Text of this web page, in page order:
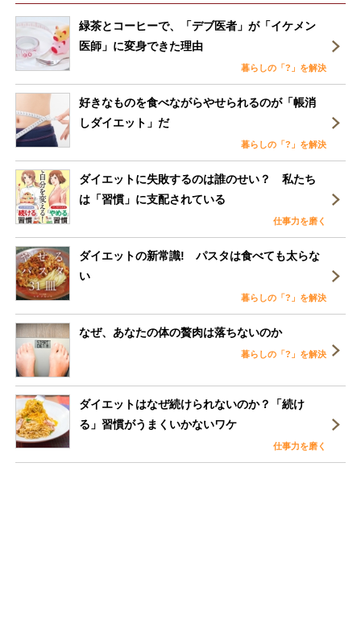
緑茶とコーヒーで、「デブ医者」が「イケメン
医師」に変身できた理由
暮らしの「?」を解決
好きなものを食べながらやせられるのが「帳消
しダイエット」だ
暮らしの「?」を解決
ダイエットに失敗するのは誰のせい？ 私たち
は「習慣」に支配されている
仕事力を磨く
ダイエットの新常識! パスタは食べても太らな
い
暮らしの「?」を解決
なぜ、あなたの体の贅肉は落ちないのか
暮らしの「?」を解決
ダイエットはなぜ続けられないのか？「続け
る」習慣がうまくいかないワケ
仕事力を磨く